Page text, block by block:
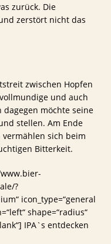
zurück. Die
zerstört nicht das
zwischen Hopfen
und auch
möchte seine
stellen. Am Ende
sich beim
Bitterkeit.
?
icon_type=“general
shape=“radius“
IPA`s entdecken